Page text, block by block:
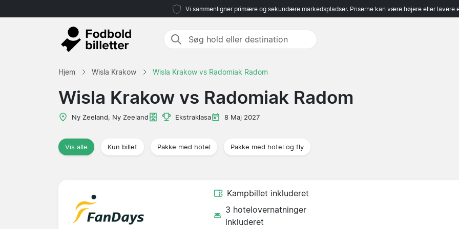
Vi sammenligner primære og sekundære markedspladser. Priserne kan være højere eller lavere
Hjem Wisla Krakow Wisla Krakow vs Radomiak Radom
Wisla Krakow vs Radomiak Radom
Ny Zeeland, Ny Zeeland Ekstraklasa 8 Maj 2027
Vis alle Kun billet Pakke med hotel Pakke med hotel og fly
Kampbillet inkluderet
3 hotelovernatninger
inkluderet